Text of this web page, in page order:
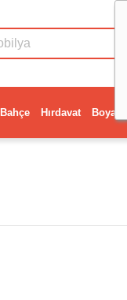
Bahçe Hırdavat Boya